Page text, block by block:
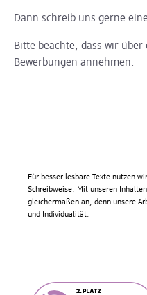
Dann schreib uns gerne
Bitte beachte, dass wir über
Bewerbungen annehmen.
Für besser lesbare Texte nutzen
Schreibweise. Mit unseren
gleichermaßen an, denn unsere
und Individualität.